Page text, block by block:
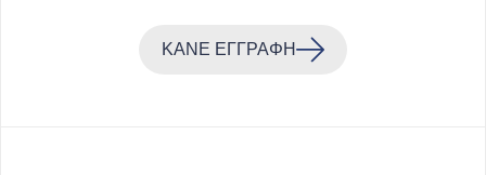
ΚΑΝΕ ΕΓΓΡΑΦΗ